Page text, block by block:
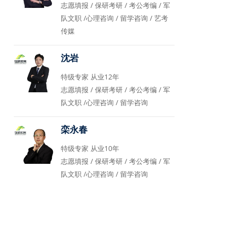
志愿填报 / 保研考研 / 考公考编 / 军
队文职 /心理咨询 / 留学咨询 / 艺考
传媒
沈岩
特级专家 从业12年
志愿填报 / 保研考研 / 考公考编 / 军
队文职 /心理咨询 / 留学咨询
栾永春
特级专家 从业10年
志愿填报 / 保研考研 / 考公考编 / 军
队文职 /心理咨询 / 留学咨询